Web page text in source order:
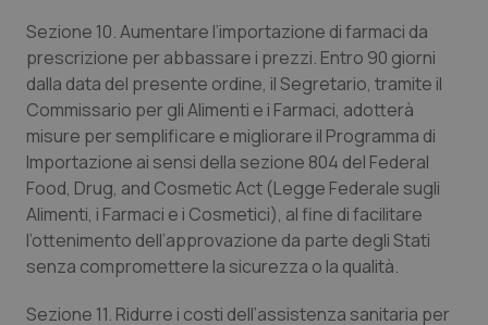
Sezione 10. Aumentare l’importazione di farmaci da
prescrizione per abbassare i prezzi. Entro 90 giorni
dalla data del presente ordine, il Segretario, tramite il
Commissario per gli Alimenti e i Farmaci, adotterà
misure per semplificare e migliorare il Programma di
Importazione ai sensi della sezione 804 del Federal
Food, Drug, and Cosmetic Act (Legge Federale sugli
Alimenti, i Farmaci e i Cosmetici), al fine di facilitare
l’ottenimento dell’approvazione da parte degli Stati
senza compromettere la sicurezza o la qualità.
Sezione 11. Ridurre i costi dell’assistenza sanitaria per
tracking-sites-ironfish-
session-id
www.quotidianosanita.it
_ga
Google LLC